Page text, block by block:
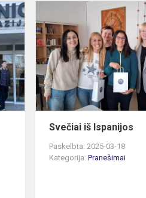
Žemės
diena
Svečiai iš Ispanijos
Paskelbta: 2025-03-18
Kategorija:Pranešimai